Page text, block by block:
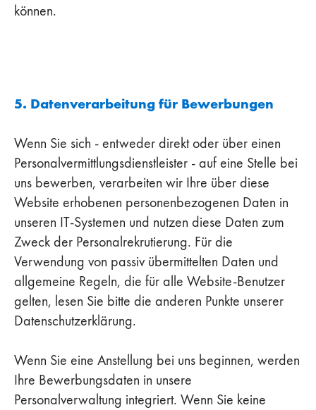
können.
5. Datenverarbeitung für Bewerbungen
Wenn Sie sich - entweder direkt oder über einen
Personalvermittlungsdienstleister - auf eine Stelle bei
uns bewerben, verarbeiten wir Ihre über diese
Website erhobenen personenbezogenen Daten in
unseren IT-Systemen und nutzen diese Daten zum
Zweck der Personalrekrutierung. Für die
Verwendung von passiv übermittelten Daten und
allgemeine Regeln, die für alle Website-Benutzer
gelten, lesen Sie bitte die anderen Punkte unserer
Datenschutzerklärung.
Wenn Sie eine Anstellung bei uns beginnen, werden
Ihre Bewerbungsdaten in unsere
Personalverwaltung integriert. Wenn Sie keine